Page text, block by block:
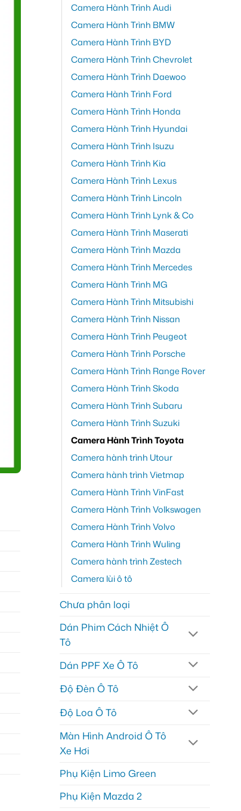
Camera Hành Trình Audi
Camera Hành Trình BMW
Camera Hành Trình BYD
Camera Hành Trình Chevrolet
Camera Hành Trình Daewoo
Camera Hành Trình Ford
Camera Hành Trình Honda
Camera Hành Trình Hyundai
Camera Hành Trình Isuzu
Camera Hành Trình Kia
Camera Hành Trình Lexus
Camera Hành Trình Lincoln
Camera Hành Trình Lynk & Co
Camera Hành Trình Maserati
Camera Hành Trình Mazda
Camera Hành Trình Mercedes
Camera Hành Trình MG
Camera Hành Trình Mitsubishi
Camera Hành Trình Nissan
Camera Hành Trình Peugeot
Camera Hành Trình Porsche
Camera Hành Trình Range Rover
Camera Hành Trình Skoda
Camera Hành Trình Subaru
Camera Hành Trình Suzuki
Camera Hành Trình Toyota
Camera hành trình Utour
Camera hành trình Vietmap
Camera Hành Trình VinFast
Camera Hành Trình Volkswagen
Camera Hành Trình Volvo
Camera Hành Trình Wuling
Camera hành trình Zestech
Camera lùi ô tô
Chưa phân loại
Dán Phim Cách Nhiệt Ô
Tô
Dán PPF Xe Ô Tô
Độ Đèn Ô Tô
Độ Loa Ô Tô
Màn Hình Android Ô Tô
Xe Hơi
Phụ Kiện Limo Green
Phụ Kiện Mazda 2